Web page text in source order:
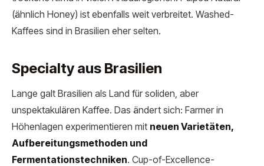
(ähnlich Honey) ist ebenfalls weit verbreitet. Washed-
Kaffees sind in Brasilien eher selten.
Specialty aus Brasilien
Lange galt Brasilien als Land für soliden, aber
unspektakulären Kaffee. Das ändert sich: Farmer in
Höhenlagen experimentieren mit neuen Varietäten,
Aufbereitungsmethoden und
Fermentationstechniken. Cup-of-Excellence-